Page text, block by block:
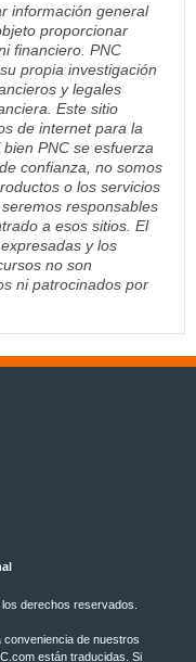
información general
proporcionar
financiero. PNC
propia investigación
y legales
Este sitio
de internet para la
PNC se esfuerza
confianza, no somos
o los servicios
responsables
a esos sitios. El
y los
no son
ni patrocinados por
derechos reservados.
conveniencia de nuestros
están traducidas. Si